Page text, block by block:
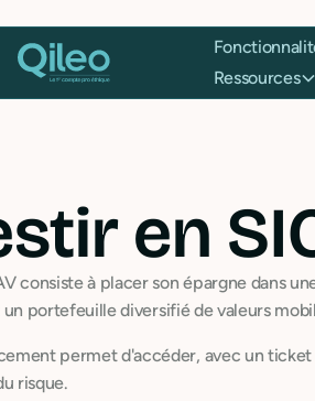
Ressources
en
consiste à placer son épargne dans
portefeuille diversifié de valeurs
permet d'accéder, avec un
risque.